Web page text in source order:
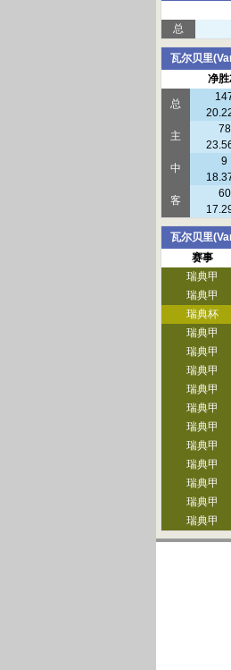
总
瓦尔贝里
净
总
主
78
中
9
客
60
瓦尔贝里
赛事
瑞典甲
瑞典甲
瑞典杯
瑞典甲
瑞典甲
瑞典甲
瑞典甲
瑞典甲
瑞典甲
瑞典甲
瑞典甲
瑞典甲
瑞典甲
瑞典甲